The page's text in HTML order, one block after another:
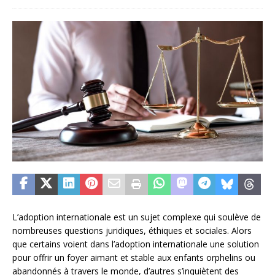
L’adoption internationale est un sujet complexe qui soulève de
nombreuses questions juridiques, éthiques et sociales. Alors
que certains voient dans l’adoption internationale une solution
pour offrir un foyer aimant et stable aux enfants orphelins ou
abandonnés à travers le monde, d’autres s’inquiètent des